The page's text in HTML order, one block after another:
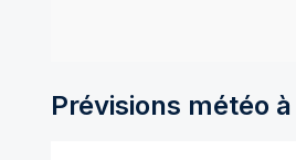
Prévisions météo